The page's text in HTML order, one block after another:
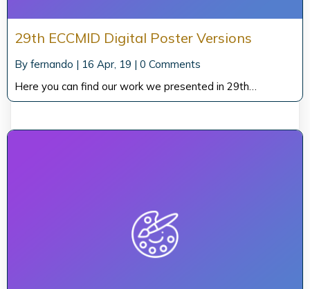
29th ECCMID Digital Poster Versions
By fernando | 16 Apr, 19 | 0 Comments
Here you can find our work we presented in 29th…